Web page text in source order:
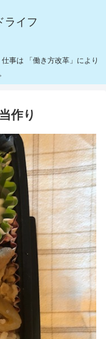
ライフ
事は 「働き方改革」により
作り